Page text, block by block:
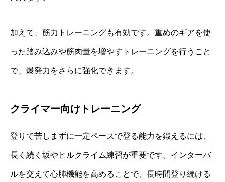
加えて、筋力トレーニングも有効です。重めのギアを使
った踏み込みや筋肉量を増やすトレーニングを行うこと
で、爆発力をさらに強化できます。
クライマー向けトレーニング
登りで苦しまずに一定ペースで登る能力を鍛えるには、
長く続く坂やヒルクライム練習が重要です。インターバ
ルを交えて心肺機能を高めることで、長時間登り続ける